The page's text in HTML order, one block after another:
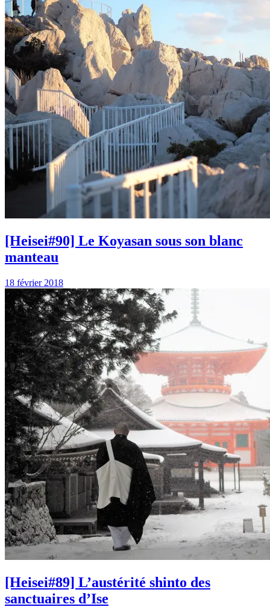
[Heisei#90] Le Koyasan sous son blanc
manteau
18 février 2018
[Heisei#89] L’austérité shinto des
sanctuaires d’Ise